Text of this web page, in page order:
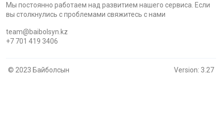
Мы постоянно работаем над развитием нашего сервиса. Если
вы столкнулись с проблемами cвяжитесь с нами
team@baibolsyn.kz
+7 701 419 3406
© 2023 Байболсын Version: 3.27